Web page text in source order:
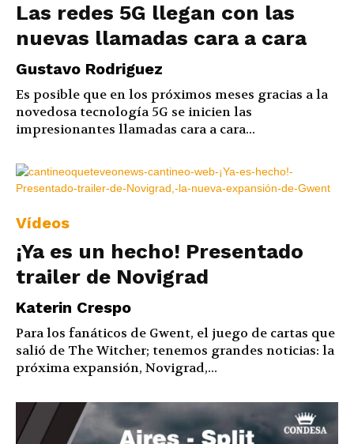
Las redes 5G llegan con las
nuevas llamadas cara a cara
Gustavo Rodriguez
Es posible que en los próximos meses gracias a la
novedosa tecnología 5G se inicien las
impresionantes llamadas cara a cara...
Vídeos
¡Ya es un hecho! Presentado
trailer de Novigrad
Katerin Crespo
Para los fanáticos de Gwent, el juego de cartas que
salió de The Witcher; tenemos grandes noticias: la
próxima expansión, Novigrad,...